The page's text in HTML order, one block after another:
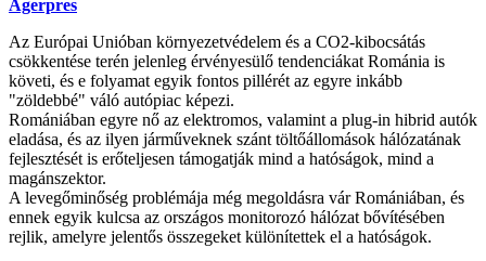
Agerpres
Az Európai Unióban környezetvédelem és a CO2-kibocsátás
csökkentése terén jelenleg érvényesülő tendenciákat Románia is
követi, és e folyamat egyik fontos pillérét az egyre inkább
"zöldebbé" váló autópiac képezi.
Romániában egyre nő az elektromos, valamint a plug-in hibrid autók
eladása, és az ilyen járműveknek szánt töltőállomások hálózatának
fejlesztését is erőteljesen támogatják mind a hatóságok, mind a
magánszektor.
A levegőminőség problémája még megoldásra vár Romániában, és
ennek egyik kulcsa az országos monitorozó hálózat bővítésében
rejlik, amelyre jelentős összegeket különítettek el a hatóságok.